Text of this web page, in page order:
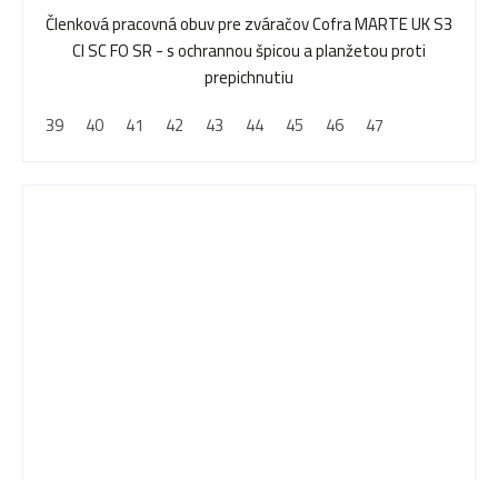
Členková pracovná obuv pre zváračov Cofra MARTE UK S3
CI SC FO SR - s ochrannou špicou a planžetou proti
prepichnutiu
39
40 41 42 43 44 45 46 47